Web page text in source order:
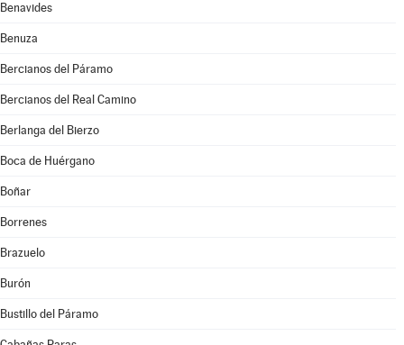
Benavides
Benuza
Bercianos del Páramo
Bercianos del Real Camino
Berlanga del Bierzo
Boca de Huérgano
Boñar
Borrenes
Brazuelo
Burón
Bustillo del Páramo